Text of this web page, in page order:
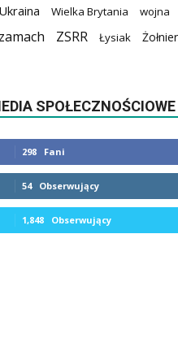
Wielka Brytania wojna
ZSRR Łysiak
SPOŁECZNOŚCIOWE
298 Fani
54 Obserwujący
1,848 Obserwujący